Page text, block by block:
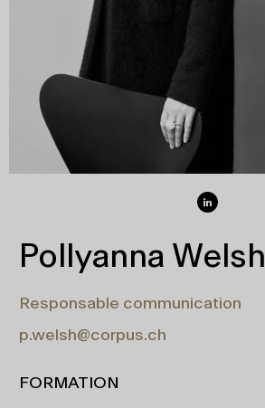
Pollyanna Welsh
Responsable communication
p.welsh@corpus.ch
FORMATION